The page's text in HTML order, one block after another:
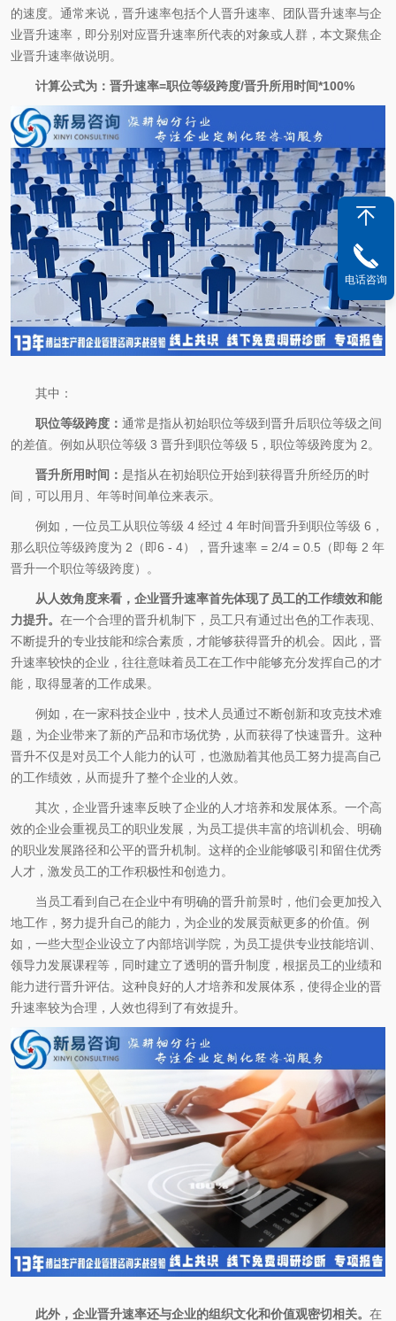
的速度。通常来说，晋升速率包括个人晋升速率、团队晋升速率与企
业晋升速率，即分别对应晋升速率所代表的对象或人群，本文聚焦企
业晋升速率做说明。
计算公式为：晋升速率=职位等级跨度/晋升所用时间*100%
其中：
职位等级跨度： 通常是指从初始职位等级到晋升后职位等级之间
的差值。例如从职位等级 3 晋升到职位等级 5，职位等级跨度为 2。
晋升所用时间： 是指从在初始职位开始到获得晋升所经历的时
间，可以用月、年等时间单位来表示。
例如，一位员工从职位等级 4 经过 4 年时间晋升到职位等级 6，
那么职位等级跨度为 2（即6 - 4），晋升速率 = 2/4 = 0.5（即每 2 年
晋升一个职位等级跨度）。
从人效角度来看，企业晋升速率首先体现了员工的工作绩效和能
力提升。 在一个合理的晋升机制下，员工只有通过出色的工作表现、
不断提升的专业技能和综合素质，才能够获得晋升的机会。因此，晋
升速率较快的企业，往往意味着员工在工作中能够充分发挥自己的才
能，取得显著的工作成果。
例如，在一家科技企业中，技术人员通过不断创新和攻克技术难
题，为企业带来了新的产品和市场优势，从而获得了快速晋升。这种
晋升不仅是对员工个人能力的认可，也激励着其他员工努力提高自己
的工作绩效，从而提升了整个企业的人效。
其次，企业晋升速率反映了企业的人才培养和发展体系。一个高
效的企业会重视员工的职业发展，为员工提供丰富的培训机会、明确
的职业发展路径和公平的晋升机制。这样的企业能够吸引和留住优秀
人才，激发员工的工作积极性和创造力。
当员工看到自己在企业中有明确的晋升前景时，他们会更加投入
地工作，努力提升自己的能力，为企业的发展贡献更多的价值。例
如，一些大型企业设立了内部培训学院，为员工提供专业技能培训、
领导力发展课程等，同时建立了透明的晋升制度，根据员工的业绩和
能力进行晋升评估。这种良好的人才培养和发展体系，使得企业的晋
升速率较为合理，人效也得到了有效提升。
此外，企业晋升速率还与企业的组织文化和价值观密切相关。 在
电话咨询